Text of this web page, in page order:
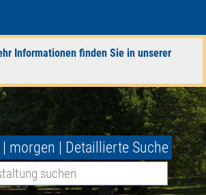
Informationen finden Sie in unserer
| morgen | Detaillierte Suche